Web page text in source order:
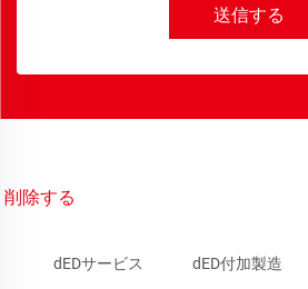
送信する
削除する
dEDサービス dED付加製造